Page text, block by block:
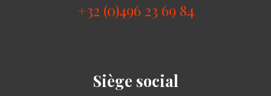
+32 (0)496 23 69 84
Siège social